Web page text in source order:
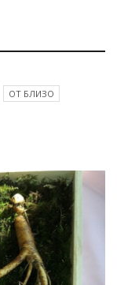
ОТ БЛИЗО